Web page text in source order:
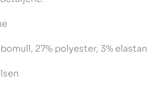
27% polyester, 3% elastan